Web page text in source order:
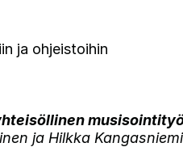
ja ohjeistoihin
ja Hilkka